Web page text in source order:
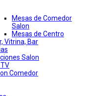
Mesas de Comedor
Salon
Mesas de Centro
Vitrina, Bar
Salon
Comedor